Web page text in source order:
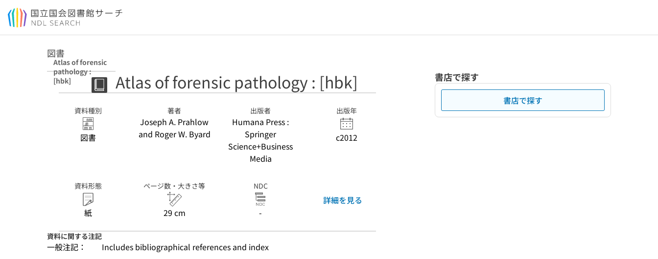
本文へ移動
図書
Atlas of forensic
pathology :
[hbk]
Atlas of forensic pathology : [hbk]
資料種別
図書
著者
Joseph A. Prahlow
and Roger W. Byard
出版者
Humana Press :
Springer
Science+Business
Media
出版年
c2012
資料形態
紙
ページ数・大きさ等
29 cm
NDC
-
詳細を見る
資料に関する注記
一般注記： Includes bibliographical references and index
書店で探す
書店で探す